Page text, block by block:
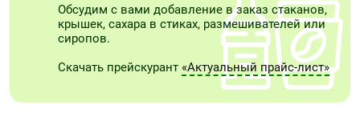
Обсудим с вами добавление в заказ стаканов,
крышек, сахара в стиках, размешивателей или
сиропов.
Скачать прейскурант «Актуальный прайс-лист»